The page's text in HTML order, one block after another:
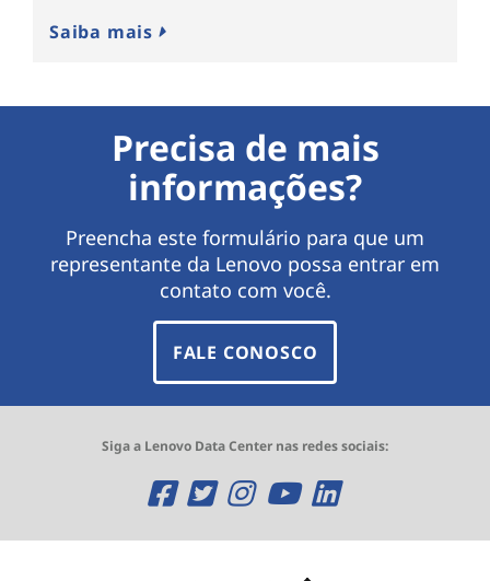
Saiba mais
Precisa de mais
informações?
Preencha este formulário para que um
representante da Lenovo possa entrar em
contato com você.
FALE CONOSCO
Siga a Lenovo Data Center nas redes sociais:
O
p
O
p
O
p
O
p
O
p